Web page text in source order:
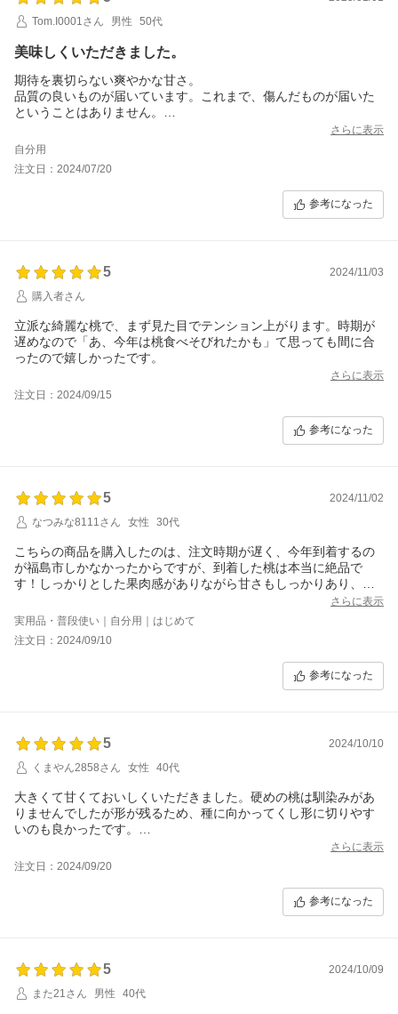
Tom.I0001さん
男性 50代
美味しくいただきました。
期待を裏切らない爽やかな甘さ。
品質の良いものが届いています。これまで、傷んだものが届いた
ということはありません。
さらに表示
自分用
注文日：2024/07/20
参考になった
5
2024/11/03
購入者さん
立派な綺麗な桃で、まず見た目でテンション上がります。時期が
遅めなので「あ、今年は桃食べそびれたかも」て思っても間に合
ったので嬉しかったです。
さらに表示
注文日：2024/09/15
参考になった
5
2024/11/02
なつみな8111さん
女性 30代
こちらの商品を購入したのは、注文時期が遅く、今年到着するの
が福島市しかなかったからですが、到着した桃は本当に絶品で
す！しっかりとした果肉感がありながら甘さもしっかりあり、と
ても美味しい桃でした。皆さんにお勧めします。来年もぜひ注文
させていただこうと思います。
さらに表示
実用品・普段使い｜自分用｜はじめて
注文日：2024/09/10
参考になった
5
2024/10/10
くまやん2858さん
女性 40代
大きくて甘くておいしくいただきました。硬めの桃は馴染みがあ
りませんでしたが形が残るため、種に向かってくし形に切りやす
いのも良かったです。
さらに表示
注文日：2024/09/20
参考になった
5
2024/10/09
また21さん
男性 40代